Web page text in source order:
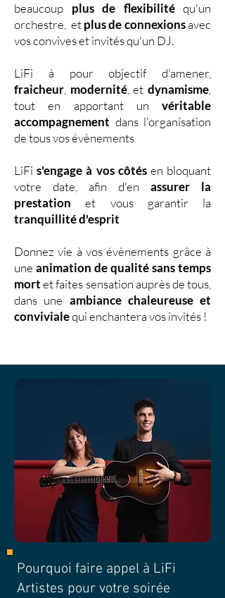
beaucoup plus de flexibilitéqu'un
orchestre, etplus de connexionsavec
vos convives et invités qu'un DJ.
LiFi à pour objectif d'amener,
fraicheur modernité, etdynamisme
tout en apportant un véritable
accompagnement dans l'organisation
de tous vos évènements
LiFis'engage à vos côtésen bloquant
votre date, afin d'en assurer la
prestationet vous garantir la
tranquillité d'esprit
Donnez vie à vos évènements grâce à
une animation de qualité sans temps
mortet faites sensation auprès de tous,
dans une ambiance chaleureuse et
convivialequi enchantera vos invités !
Pourquoi faire appel à LiFi
Artistes pour votre soirée